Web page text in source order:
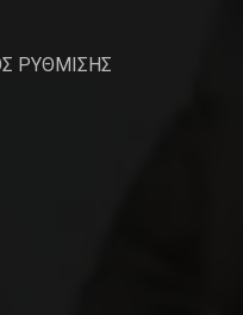
ΡΥΘΜΙΣΗΣ